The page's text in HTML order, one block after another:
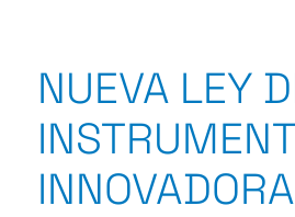
NUEVA LEY